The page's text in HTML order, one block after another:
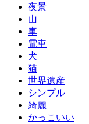
夜景
山
車
電車
犬
猫
世界遺産
シンプル
綺麗
かっこいい